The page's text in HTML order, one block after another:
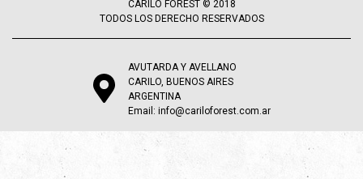
CARILO FOREST © 2018
TODOS LOS DERECHO RESERVADOS
AVUTARDA Y AVELLANO
CARILO, BUENOS AIRES
ARGENTINA
Email: info@cariloforest.com.ar